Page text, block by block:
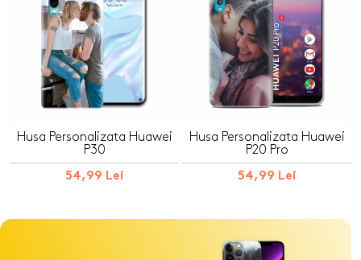
Husa Personalizata Huawei
P30
54,99 Lei
Husa Personalizata Huawei
P20 Pro
54,99 Lei